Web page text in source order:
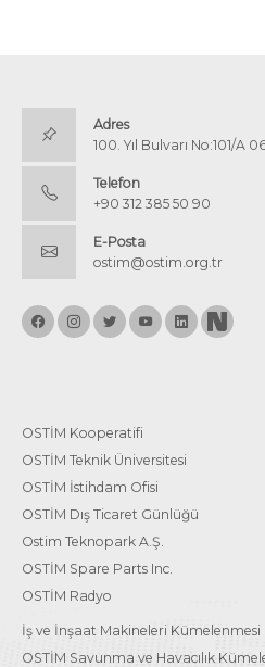
Adres
100. Yıl Bulvarı No:101/A
Telefon
+90 312 385 50 90
E-Posta
ostim@ostim.org.tr
OSTİM Kooperatifi
OSTİM Teknik Üniversitesi
OSTİM İstihdam Ofisi
OSTİM Dış Ticaret Günlüğü
Ostim Teknopark A.Ş.
OSTİM Spare Parts Inc.
OSTİM Radyo
İş ve İnşaat Makineleri Kümelenmesi
OSTİM Savunma ve Havacılık